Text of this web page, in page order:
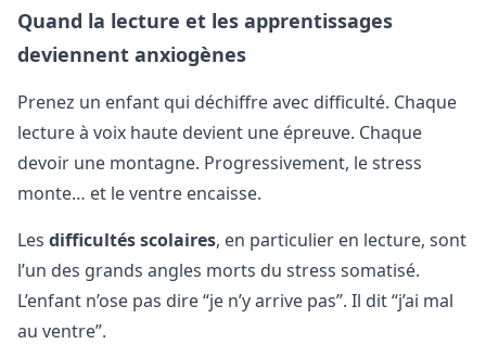
Quand la lecture et les apprentissages
deviennent anxiogènes
Prenez un enfant qui déchiffre avec difficulté. Chaque
lecture à voix haute devient une épreuve. Chaque
devoir une montagne. Progressivement, le stress
monte… et le ventre encaisse.
Les difficultés scolaires, en particulier en lecture, sont
l’un des grands angles morts du stress somatisé.
L’enfant n’ose pas dire “je n’y arrive pas”. Il dit “j’ai mal
au ventre”.